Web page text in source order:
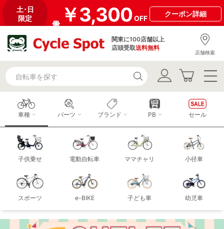
土･日
限定
￥3,300OFF
クーポン詳細
関東に100店舗以上
店頭受取送料無料
店舗検索
車種
子供乗せ 電動自転車 ママチャリ 小径車
スポーツ e-BIKE 子ども車 幼児車
パーツ ブランド PB セール